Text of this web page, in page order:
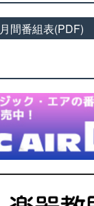
月間番組表(PDF)